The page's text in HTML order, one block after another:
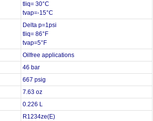
tliq= 30°C
tvap=-15°C
Delta p=1psi
tliq= 86°F
tvap=5°F
Oilfree applications
46 bar
667 psig
7.63 oz
0.226 L
R1234ze(E)